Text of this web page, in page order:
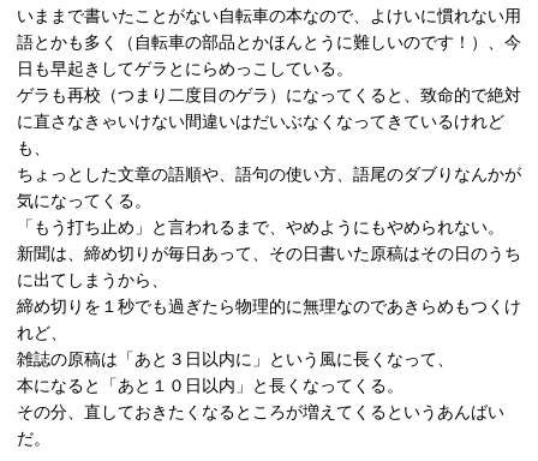
いままで書いたことがない自転車の本なので、よけいに慣れない用
語とかも多く（自転車の部品とかほんとうに難しいのです！）、今
日も早起きしてゲラとにらめっこしている。
ゲラも再校（つまり二度目のゲラ）になってくると、致命的で絶対
に直さなきゃいけない間違いはだいぶなくなってきているけれど
も、
ちょっとした文章の語順や、語句の使い方、語尾のダブりなんかが
気になってくる。
「もう打ち止め」と言われるまで、やめようにもやめられない。
新聞は、締め切りが毎日あって、その日書いた原稿はその日のうち
に出てしまうから、
締め切りを１秒でも過ぎたら物理的に無理なのであきらめもつくけ
れど、
雑誌の原稿は「あと３日以内に」という風に長くなって、
本になると「あと１０日以内」と長くなってくる。
その分、直しておきたくなるところが増えてくるというあんばい
だ。